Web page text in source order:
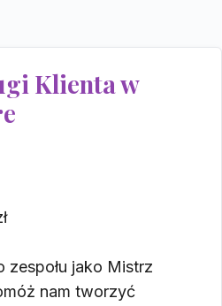
Klienta w
zespołu jako Mistrz
nam tworzyć